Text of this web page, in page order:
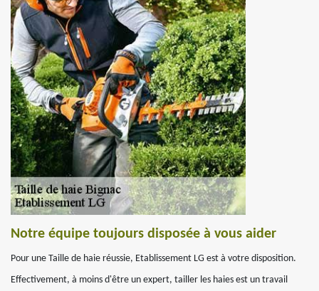
Notre équipe toujours disposée à vous aider
Pour une Taille de haie réussie, Etablissement LG est à votre disposition.
Effectivement, à moins d'être un expert, tailler les haies est un travail